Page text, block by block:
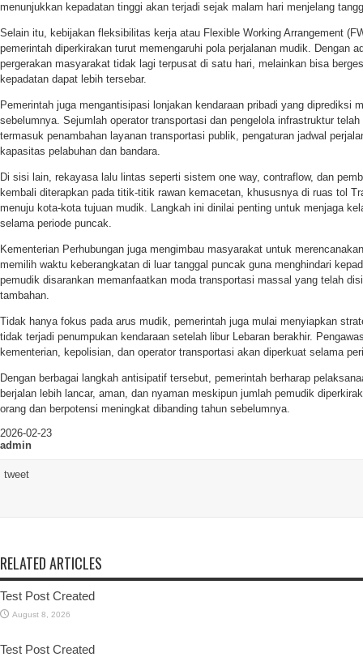
menunjukkan kepadatan tinggi akan terjadi sejak malam hari menjelang
Selain itu, kebijakan fleksibilitas kerja atau Flexible Working Arrangement
pemerintah diperkirakan turut memengaruhi pola perjalanan mudik. Dengan
pergerakan masyarakat tidak lagi terpusat di satu hari, melainkan bisa
kepadatan dapat lebih tersebar.
Pemerintah juga mengantisipasi lonjakan kendaraan pribadi yang diprediksi
sebelumnya. Sejumlah operator transportasi dan pengelola infrastruktur
termasuk penambahan layanan transportasi publik, pengaturan jadwal
kapasitas pelabuhan dan bandara.
Di sisi lain, rekayasa lalu lintas seperti sistem one way, contraflow, dan
kembali diterapkan pada titik-titik rawan kemacetan, khususnya di ruas tol
menuju kota-kota tujuan mudik. Langkah ini dinilai penting untuk menjaga
selama periode puncak.
Kementerian Perhubungan juga mengimbau masyarakat untuk
memilih waktu keberangkatan di luar tanggal puncak guna menghindari
pemudik disarankan memanfaatkan moda transportasi massal yang telah
tambahan.
Tidak hanya fokus pada arus mudik, pemerintah juga mulai menyiapkan
tidak terjadi penumpukan kendaraan setelah libur Lebaran berakhir.
kementerian, kepolisian, dan operator transportasi akan diperkuat selama
Dengan berbagai langkah antisipatif tersebut, pemerintah berharap
berjalan lebih lancar, aman, dan nyaman meskipun jumlah pemudik
orang dan berpotensi meningkat dibanding tahun sebelumnya.
2026-02-23
admin
tweet
RELATED ARTICLES
Test Post Created
August 8, 2026
Test Post Created